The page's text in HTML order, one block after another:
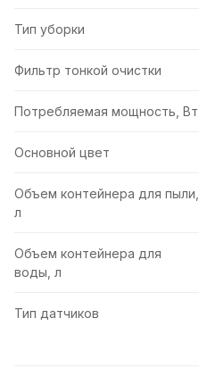
Тип уборки
Фильтр тонкой очистки
Потребляемая мощность, Вт
Основной цвет
Объем контейнера для пыли,
л
Объем контейнера для
воды, л
Тип датчиков